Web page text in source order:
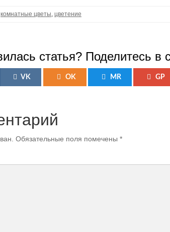
комнатные цветы, цветение
статья? Поделитесь в
VK OK MR GP
Обязательные поля помечены *